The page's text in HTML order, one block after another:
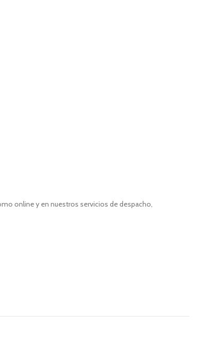
online y en nuestros servicios de despacho,